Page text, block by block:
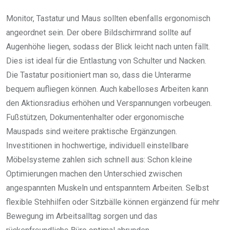
Monitor, Tastatur und Maus sollten ebenfalls ergonomisch
angeordnet sein. Der obere Bildschirmrand sollte auf
Augenhöhe liegen, sodass der Blick leicht nach unten fällt.
Dies ist ideal für die Entlastung von Schulter und Nacken.
Die Tastatur positioniert man so, dass die Unterarme
bequem aufliegen können. Auch kabelloses Arbeiten kann
den Aktionsradius erhöhen und Verspannungen vorbeugen.
Fußstützen, Dokumentenhalter oder ergonomische
Mauspads sind weitere praktische Ergänzungen.
Investitionen in hochwertige, individuell einstellbare
Möbelsysteme zahlen sich schnell aus: Schon kleine
Optimierungen machen den Unterschied zwischen
angespannten Muskeln und entspanntem Arbeiten. Selbst
flexible Stehhilfen oder Sitzbälle können ergänzend für mehr
Bewegung im Arbeitsalltag sorgen und das